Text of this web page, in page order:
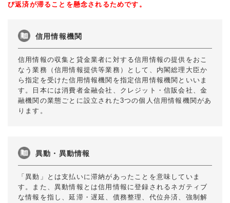
び返済が滞ることを懸念されるためです。
信用情報機関
信用情報の収集と貸金業者に対する信用情報の提供をおこ
なう業務（信用情報提供等業務）として、内閣総理大臣か
ら指定を受けた信用情報機関を指定信用情報機関といいま
す。日本には消費者金融会社、クレジット・信販会社、金
融機関の業態ごとに設立された3つの個人信用情報機関があ
ります。
異動・異動情報
「異動」とは支払いに滞納があったことを意味していま
す。また、異動情報とは信用情報に登録されるネガティブ
な情報を指し、延滞・遅延、債務整理、代位弁済、強制解